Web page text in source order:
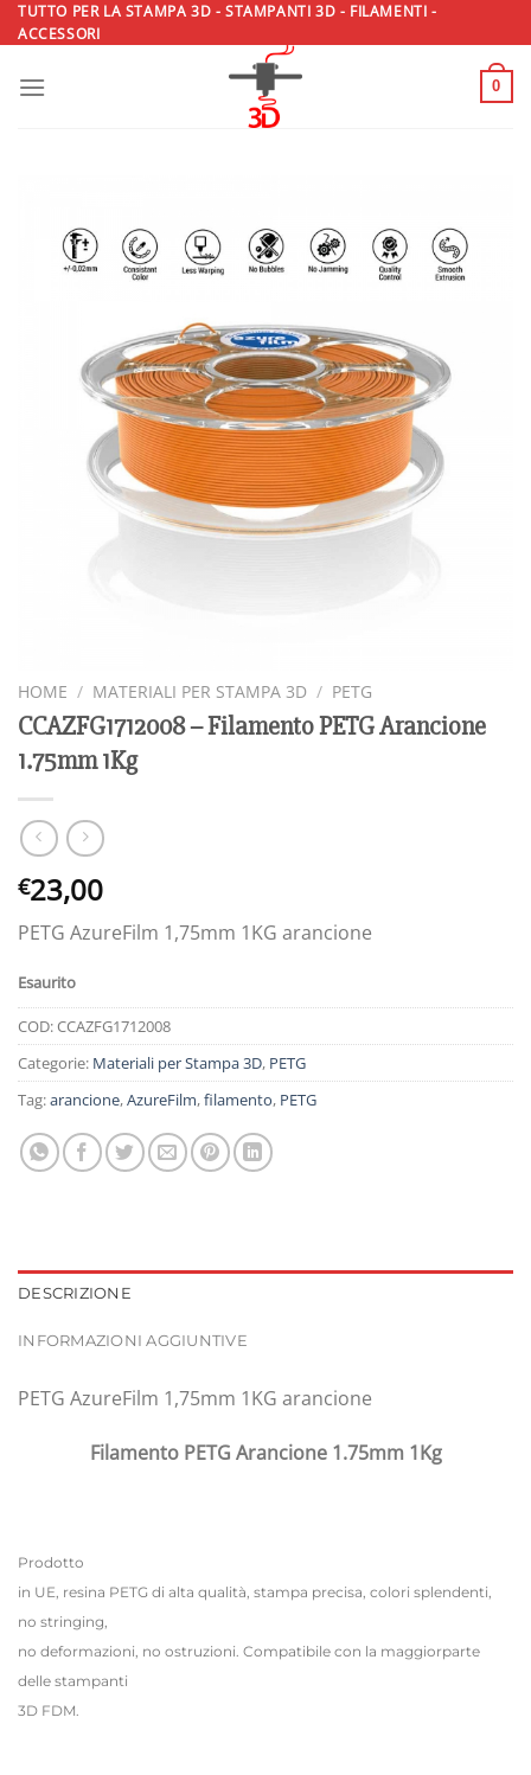
Salta
ai
TUTTO PER LA STAMPA 3D - STAMPANTI 3D - FILAMENTI -
ACCESSORI
0
HOME / MATERIALI PER STAMPA 3D / PETG
CCAZFG1712008 – Filamento PETG Arancione
1.75mm 1Kg
€23,00
PETG AzureFilm 1,75mm 1KG arancione
Esaurito
COD:CCAZFG1712008
Categorie: Materiali per Stampa 3D, PETG
Tag:arancione,AzureFilm,filamento, PETG
DESCRIZIONE
INFORMAZIONI AGGIUNTIVE
PETG AzureFilm 1,75mm 1KG arancione
Filamento PETG Arancione 1.75mm 1Kg
Prodotto
in UE, resina PETG di alta qualità, stampa precisa, colori splendenti,
no stringing,
no deformazioni, no ostruzioni. Compatibile con la maggiorparte
delle stampanti
3D FDM.